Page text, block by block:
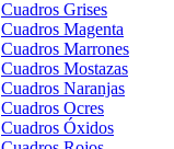
Cuadros Grises
Cuadros Magenta
Cuadros Marrones
Cuadros Mostazas
Cuadros Naranjas
Cuadros Ocres
Cuadros Óxidos